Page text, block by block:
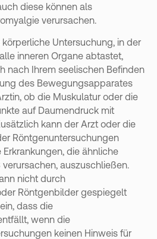
diese können als
verursachen.
Untersuchung, in der
inneren Organe abtastet,
nach Ihrem seelischen Befinden
des Bewegungsapparates
ob die Muskulatur oder die
auf Daumendruck mit
kann der Arzt oder die
Röntgenuntersuchungen
die ähnliche
auszuschließen.
nicht durch
Röntgenbilder gespiegelt
dass die
wenn die
keinen Hinweis für